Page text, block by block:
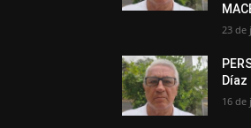
23 de
16 de